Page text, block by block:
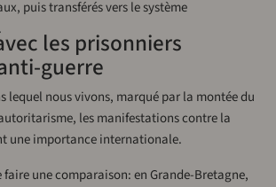
puis transférés vers le système
les prisonniers
guerre
lequel nous vivons, marqué par la montée du
les manifestations contre la
une importance internationale.
faire une comparaison: en Grande-Bretagne,